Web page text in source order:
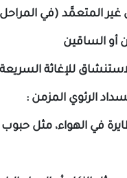
المتعمَّد (في المراحل
أو الساقين
للإغاثة
الرئوي المزمن :
في الهواء، مثل حبوب